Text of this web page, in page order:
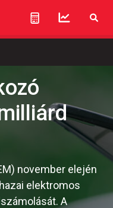
november elején
elektromos
A